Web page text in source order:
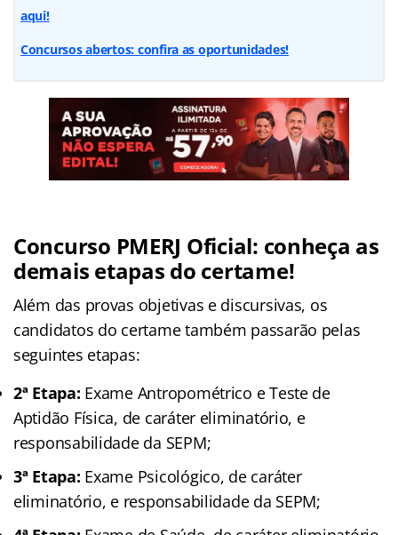
aqui!
Concursos abertos: confira as oportunidades!
Concurso PMERJ Oficial: conheça as
demais etapas do certame!
Além das provas objetivas e discursivas, os
candidatos do certame também passarão pelas
seguintes etapas:
2ª Etapa: Exame Antropométrico e Teste de
Aptidão Física, de caráter eliminatório, e
responsabilidade da SEPM;
3ª Etapa: Exame Psicológico, de caráter
eliminatório, e responsabilidade da SEPM;